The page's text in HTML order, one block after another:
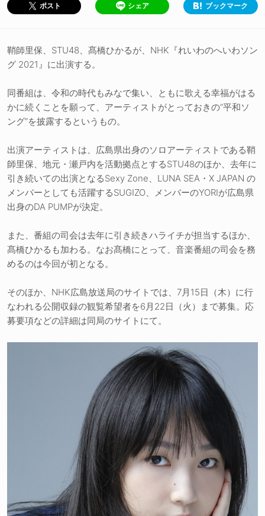
ポスト シェア ブックマーク
鞘師里保、STU48、髙橋ひかるが、NHK『れいわのへいわソン
グ 2021』に出演する。
同番組は、令和の時代もみなで集い、ともに歌える幸福がはる
かに続くことを願って、アーティストがとっておきの“平和ソ
ング”を披露するというもの。
出演アーティストは、広島県出身のソロアーティストである鞘
師里保、地元・瀬戸内を活動拠点とするSTU48のほか、去年に
引き続いての出演となるSexy Zone、LUNA SEA・X JAPAN の
メンバーとしても活躍するSUGIZO、メンバーのYORIが広島県
出身のDA PUMPが決定。
また、番組の司会は去年に引き続きハライチが担当するほか、
髙橋ひかるも加わる。なお髙橋にとって、音楽番組の司会を務
めるのは今回が初となる。
そのほか、NHK広島放送局のサイトでは、7月15日（木）に行
なわれる公開収録の観覧希望者を6月22日（火）まで募集。応
募要項などの詳細は同局のサイトにて。